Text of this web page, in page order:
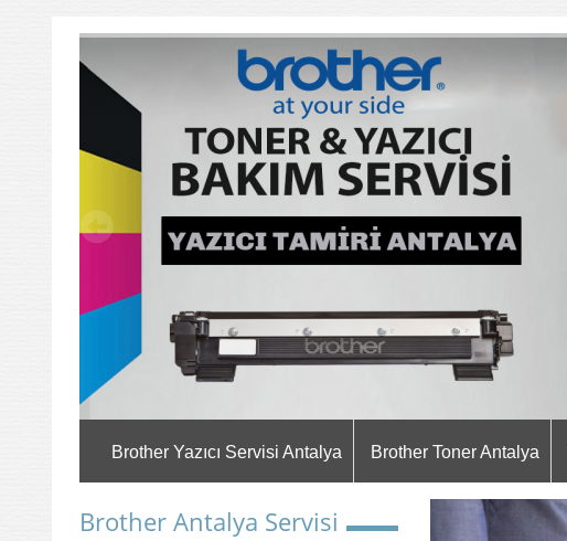
Brother Yazıcı Servisi Antalya Brother Toner Antalya
Brother Antalya Servisi